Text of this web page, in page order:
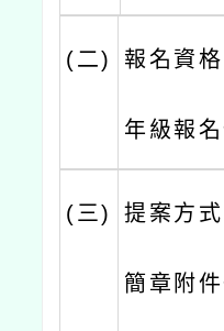
(二) 報名資
年級報
(三) 提案方
簡章附